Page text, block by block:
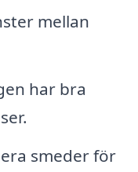
mellan
har bra
smeder för